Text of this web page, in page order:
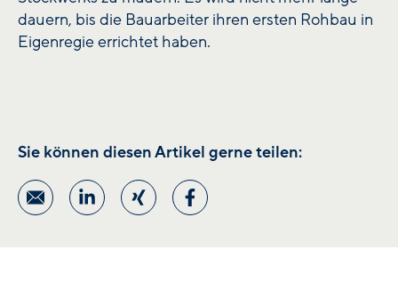
dauern, bis die Bauarbeiter ihren ersten Rohbau in
Eigenregie errichtet haben.
Sie können diesen Artikel gerne teilen: